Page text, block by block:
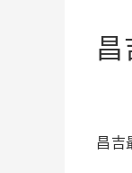
昌
昌吉